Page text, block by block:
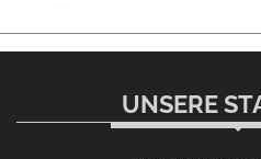
UNSERE